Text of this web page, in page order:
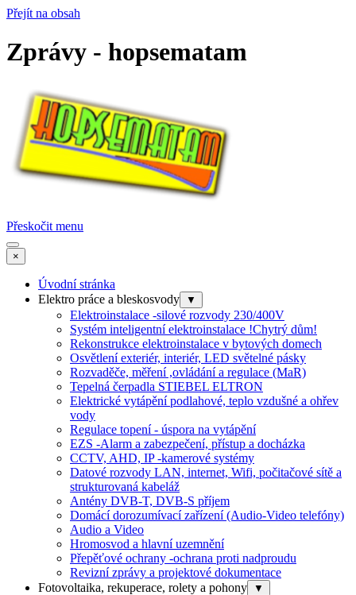
Přejít na obsah
Zprávy - hopsematam
Přeskočit menu
×
Úvodní stránka
Elektro práce a bleskosvody
▼
Elektroinstalace -silové rozvody 230/400V
Systém inteligentní elektroinstalace !Chytrý dům!
Rekonstrukce elektroinstalace v bytových domech
Osvětlení exteriér, interiér, LED světelné pásky
Rozvaděče, měření ,ovládání a regulace (MaR)
Tepelná čerpadla STIEBEL ELTRON
Elektrické vytápění podlahové, teplo vzdušné a ohřev
vody
Regulace topení - úspora na vytápění
EZS -Alarm a zabezpečení, přístup a docházka
CCTV, AHD, IP -kamerové systémy
Datové rozvody LAN, internet, Wifi, počitačové sítě a
strukturovaná kabeláž
Antény DVB-T, DVB-S příjem
Domácí dorozumívací zařízení (Audio-Video telefóny)
Audio a Video
Hromosvod a hlavní uzemnění
Přepěťové ochrany -ochrana proti nadproudu
Revizní zprávy a projektové dokumentace
Fotovoltaika, rekuperace, rolety a pohony
▼